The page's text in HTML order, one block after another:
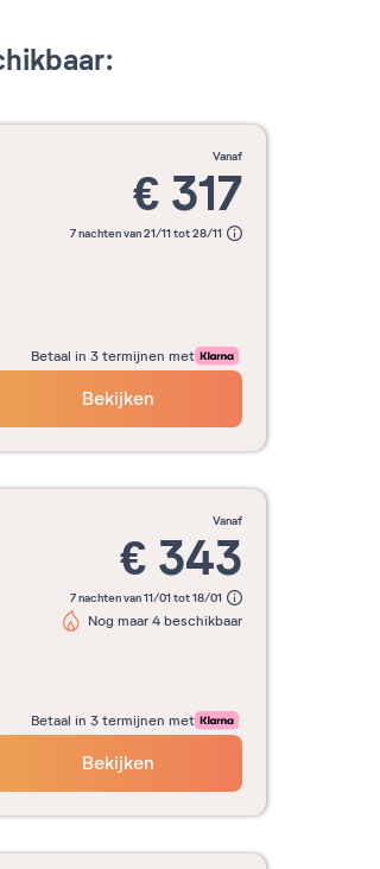
vanaf
€ 317
7 nachten van 21/11 tot 28/11
Betaal in 3 termijnen met
Bekijken
vanaf
€ 343
7 nachten van 11/01 tot 18/01
Nog maar 4 beschikbaar
Betaal in 3 termijnen met
Bekijken